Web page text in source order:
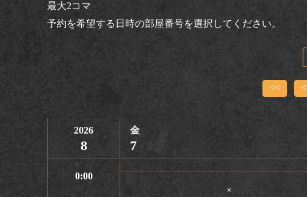
最大2コマ
予約を希望する日時の部屋番号を選択してください。
<< <
2026
8
金
7
0:00
×